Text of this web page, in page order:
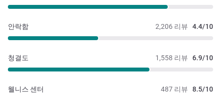
2,206 리뷰 4.4/10
안락함
1,558 리뷰 6.9/10
청결도
487 리뷰 8.5/10
웰니스 센터